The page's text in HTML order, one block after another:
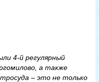
4-й регулярный
а также
– это не только